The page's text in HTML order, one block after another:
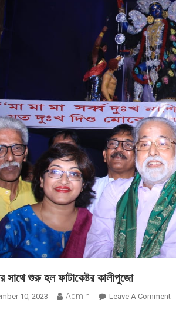
সাথে শুরু হল ফাটাকেষ্টর কালীপুজো
10, 2023 Admin Leave A CommentOn